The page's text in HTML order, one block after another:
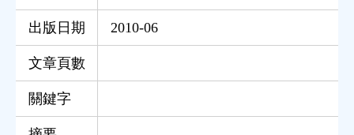
出版日期 2010-06
文章頁數
關鍵字